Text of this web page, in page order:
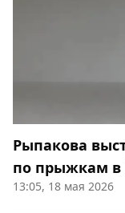
Рыпакова
по прыжкам в
13:05, 18 мая 2026